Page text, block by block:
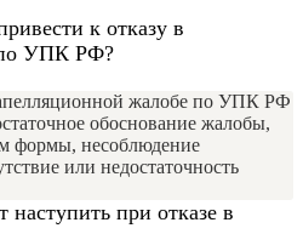
к отказу в
по УПК РФ?
жалобе по УПК РФ
обоснование жалобы,
формы, несоблюдение
или недостаточность
наступить при отказе в